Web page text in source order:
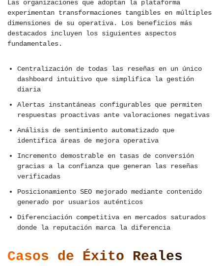
Las organizaciones que adoptan la plataforma
experimentan transformaciones tangibles en múltiples
dimensiones de su operativa. Los beneficios más
destacados incluyen los siguientes aspectos
fundamentales.
Centralización de todas las reseñas en un único
dashboard intuitivo que simplifica la gestión
diaria
Alertas instantáneas configurables que permiten
respuestas proactivas ante valoraciones negativas
Análisis de sentimiento automatizado que
identifica áreas de mejora operativa
Incremento demostrable en tasas de conversión
gracias a la confianza que generan las reseñas
verificadas
Posicionamiento SEO mejorado mediante contenido
generado por usuarios auténticos
Diferenciación competitiva en mercados saturados
donde la reputación marca la diferencia
Casos de Éxito Reales